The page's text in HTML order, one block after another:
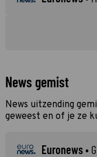
News gemist
News uitzending
geweest en of je ze
Euronews•